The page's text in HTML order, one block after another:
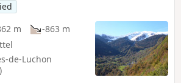
m
-863 m
de-Luchon